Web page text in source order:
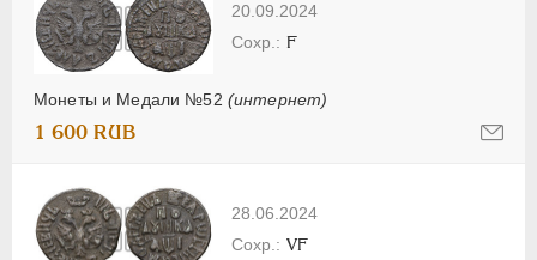
20.09.2024
Монеты и Медали №52 (интернет)
F
1 600 RUB
28.06.2024
VF